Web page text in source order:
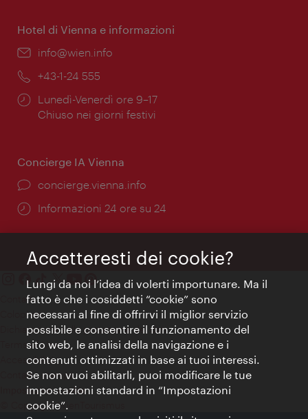
Hotel di Vienna e informazioni
Email:
info@wien.info
Telefono:
+43-1-24 555
Orari
di
Lunedì-Venerdì ore 9–17
Chiuso nei giorni festivi
Concierge IA Vienna
Ort:
concierge.vienna.info
Öffnungszeiten:
Informazioni 24 ore su 24
Contatti
Colophon
Dichiarazione sulla protezione dei dati
Terms of Use
Accessibilità
Contatto stampa
Impostazioni cookie
© Copyright WienTourismus
Accetteresti dei cookie?
Lungi da noi l’idea di volerti importunare. Ma il
fatto è che i cosiddetti “cookie” sono
necessari al fine di offrirvi il miglior servizio
possibile e consentire il funzionamento del
sito web, le analisi della navigazione e i
contenuti ottimizzati in base ai tuoi interessi.
Se non vuoi abilitarli, puoi modificare le tue
impostazioni standard in “Impostazioni
cookie”.